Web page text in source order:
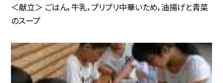
＜献立＞ ごはん，牛乳，プリプリ中華いため，油揚げと青菜
のスープ